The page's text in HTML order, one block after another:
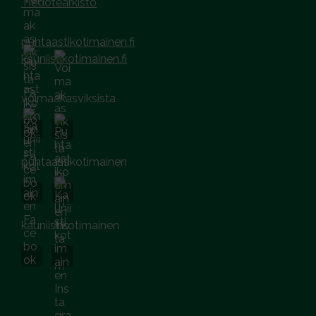
puhtaastikotimainen.fi
kauniistikotimainen.fi
voimaakasviksista
puhtaastikotimainen
kauniistikotimainen